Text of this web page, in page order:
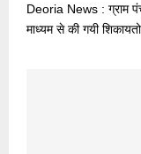
Deoria News : ग्राम
माध्यम से की गयी